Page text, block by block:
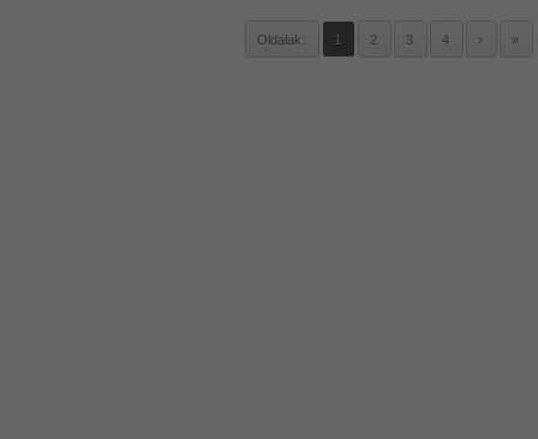
Oldalak: 1 2 3 4 › »